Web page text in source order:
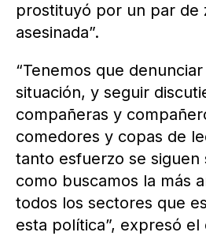
prostituyó por un par de
asesinada”.
“Tenemos que
situación, y seguir
compañeras y
comedores y copas de
tanto esfuerzo se siguen
como buscamos la más
todos los sectores que
esta política”, expresó el